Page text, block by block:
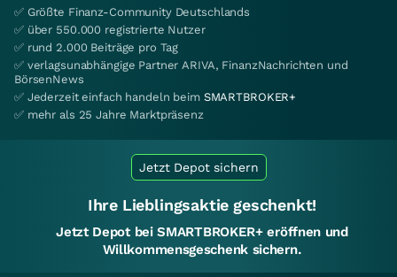
✅ Größte Finanz-Community Deutschlands
✅ über 550.000 registrierte Nutzer
✅ rund 2.000 Beiträge pro Tag
✅ verlagsunabhängige Partner ARIVA, FinanzNachrichten und
BörsenNews
✅ Jederzeit einfach handeln beim SMARTBROKER+
✅ mehr als 25 Jahre Marktpräsenz
Jetzt Depot sichern
Ihre Lieblingsaktie geschenkt!
Jetzt Depot bei SMARTBROKER+ eröffnen und
Willkommensgeschenk sichern.